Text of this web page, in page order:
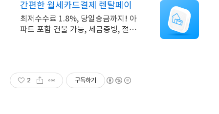
간편한 월세카드결제 렌탈페이
최저수수료 1.8%, 당일송금까지! 아
파트 포함 건물 가능, 세금증빙, 절세
2 구독하기